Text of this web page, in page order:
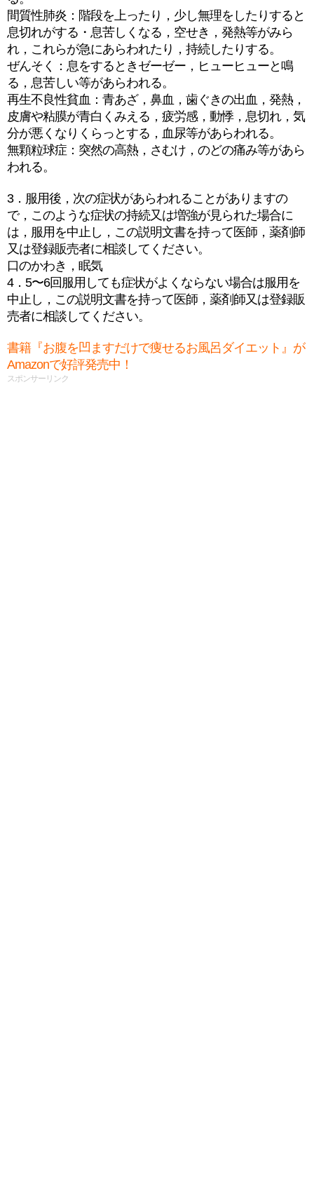
間質性肺炎：階段を上ったり，少し無理をしたりすると
息切れがする・息苦しくなる，空せき，発熱等がみら
れ，これらが急にあらわれたり，持続したりする。
ぜんそく：息をするときゼーゼー，ヒューヒューと鳴
る，息苦しい等があらわれる。
再生不良性貧血：青あざ，鼻血，歯ぐきの出血，発熱，
皮膚や粘膜が青白くみえる，疲労感，動悸，息切れ，気
分が悪くなりくらっとする，血尿等があらわれる。
無顆粒球症：突然の高熱，さむけ，のどの痛み等があら
われる。
3．服用後，次の症状があらわれることがありますの
で，このような症状の持続又は増強が見られた場合に
は，服用を中止し，この説明文書を持って医師，薬剤師
又は登録販売者に相談してください。
口のかわき，眠気
4．5〜6回服用しても症状がよくならない場合は服用を
中止し，この説明文書を持って医師，薬剤師又は登録販
売者に相談してください。
書籍『お腹を凹ますだけで痩せるお風呂ダイエット』が
Amazonで好評発売中！
スポンサーリンク